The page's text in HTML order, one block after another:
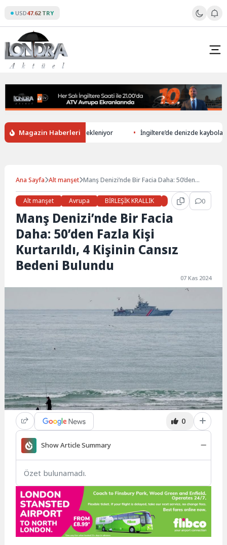
content
USD47.62 TRY
Magazin Haberleri
rekor düşüş bekleniyor İngiltere’de denizde kaybolan 13
Ana Sayfa Alt manşet Manş Denizi’nde Bir Facia Daha: 50’den
Bulundu
Alt manşet Avrupa BİRLEŞİK KRALLIK Gündem 0
Manş Denizi’nde Bir Facia
Daha: 50’den Fazla Kişi
Kurtarıldı, 4 Kişinin Cansız
Bedeni Bulundu
07 Kas 2024
0
Show Article Summary
Özet bulunamadı.